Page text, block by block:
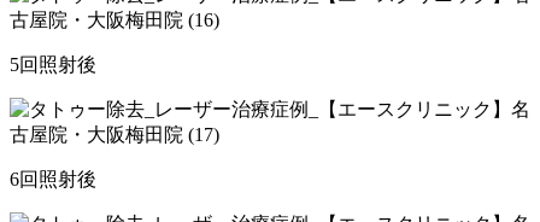
5回照射後
6回照射後